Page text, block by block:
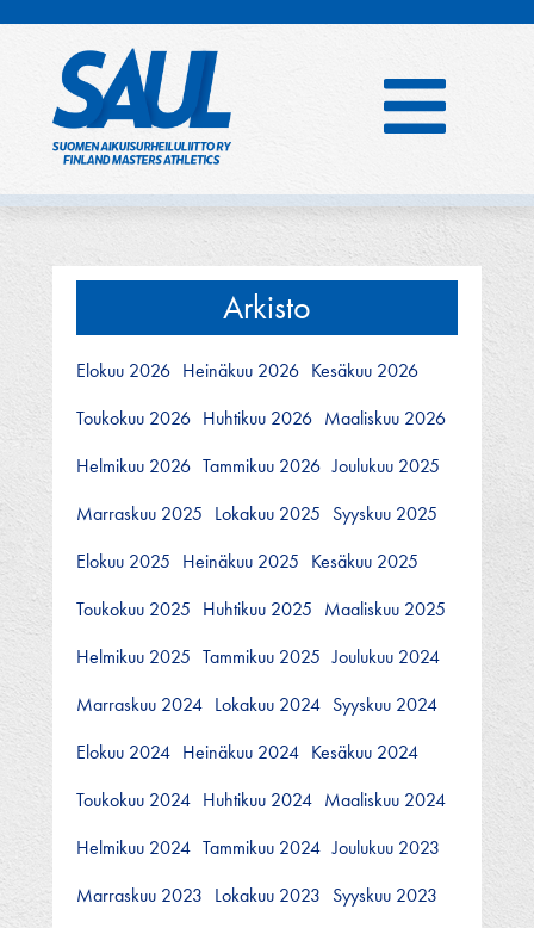
Arkisto
Elokuu 2026 Heinäkuu 2026 Kesäkuu 2026
Toukokuu 2026 Huhtikuu 2026 Maaliskuu 2026
Helmikuu 2026 Tammikuu 2026 Joulukuu 2025
Marraskuu 2025 Lokakuu 2025 Syyskuu 2025
Elokuu 2025 Heinäkuu 2025 Kesäkuu 2025
Toukokuu 2025 Huhtikuu 2025 Maaliskuu 2025
Helmikuu 2025 Tammikuu 2025 Joulukuu 2024
Marraskuu 2024 Lokakuu 2024 Syyskuu 2024
Elokuu 2024 Heinäkuu 2024 Kesäkuu 2024
Toukokuu 2024 Huhtikuu 2024 Maaliskuu 2024
Helmikuu 2024 Tammikuu 2024 Joulukuu 2023
Marraskuu 2023 Lokakuu 2023 Syyskuu 2023